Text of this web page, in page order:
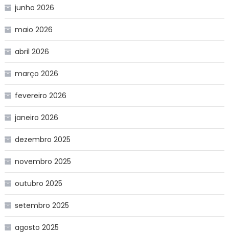
junho 2026
maio 2026
abril 2026
março 2026
fevereiro 2026
janeiro 2026
dezembro 2025
novembro 2025
outubro 2025
setembro 2025
agosto 2025